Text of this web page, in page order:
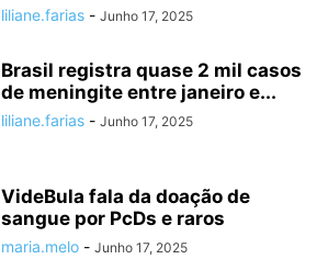
liliane.farias - Junho 17, 2025
Brasil registra quase 2 mil casos
de meningite entre janeiro e...
liliane.farias - Junho 17, 2025
VideBula fala da doação de
sangue por PcDs e raros
maria.melo - Junho 17, 2025